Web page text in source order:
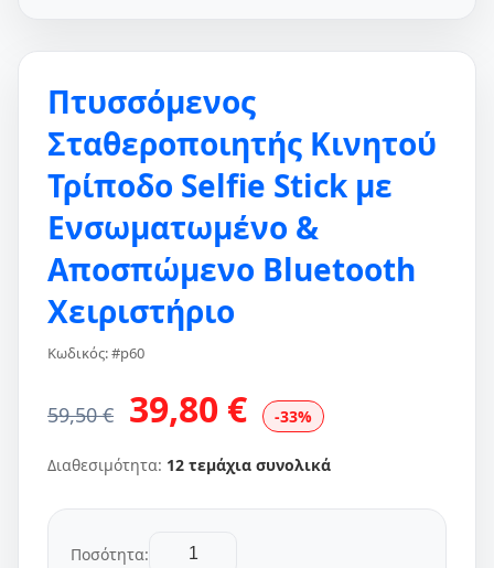
Πτυσσόμενος
Σταθεροποιητής Κινητού
Τρίποδο Selfie Stick με
Ενσωματωμένο &
Αποσπώμενο Bluetooth
Χειριστήριο
Κωδικός: #p60
59,50 € 39,80 € -33%
Διαθεσιμότητα: 12 τεμάχια συνολικά
Ποσότητα: